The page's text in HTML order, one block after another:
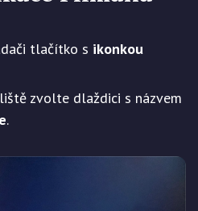
tlačítko s ikonkou
zvolte dlaždici s názvem
.